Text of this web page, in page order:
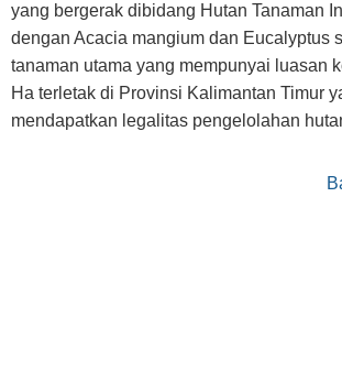
yang bergerak dibidang Hutan Tanaman
dengan Acacia mangium dan Eucalyptus
tanaman utama yang mempunyai luasan
Ha terletak di Provinsi Kalimantan Timur
mendapatkan legalitas pengelolahan